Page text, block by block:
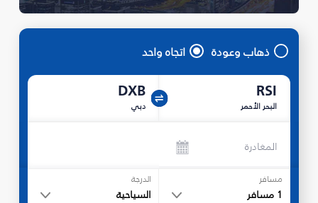
ذهاب وعودة اتجاه واحد
RSI
البحر الأحمر
DXB
دبي
المغادرة
مسافر
1 مسافر
الدرجة
السياحية